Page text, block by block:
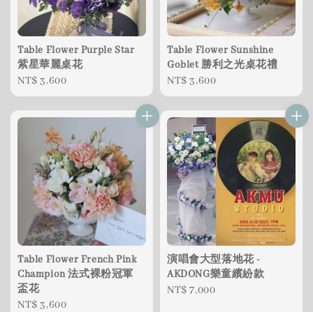
Table Flower Purple Star
紫星華麗桌花
Regular
price
NT$ 3,600
Table Flower Sunshine
Goblet 勝利之光桌花禮
Regular
price
NT$ 3,600
Table Flower French Pink
Champion 法式裸粉冠軍
盃花
Regular
NT$ 3,600
演唱會大型落地花 -
AKDONG樂童繽紛款
Regular
NT$ 7,000